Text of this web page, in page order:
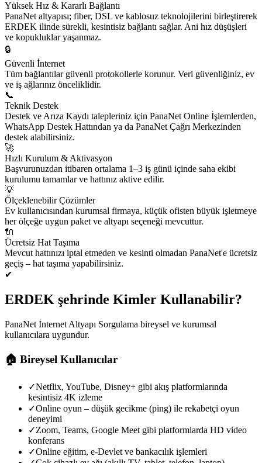
Yüksek Hız & Kararlı Bağlantı
PanaNet altyapısı; fiber, DSL ve kablosuz teknolojilerini birleştirerek
ERDEK ilinde sürekli, kesintisiz bağlantı sağlar. Ani hız düşüşleri
ve kopukluklar yaşanmaz.
🔒
Güvenli İnternet
Tüm bağlantılar güvenli protokollerle korunur. Veri güvenliğiniz, ev
ve iş ağlarınız önceliklidir.
📞
Teknik Destek
Destek ve Arıza Kaydı talepleriniz için PanaNet Online İşlemlerden,
WhatsApp Destek Hattından ya da PanaNet Çağrı Merkezinden
destek alabilirsiniz.
🚀
Hızlı Kurulum & Aktivasyon
Başvurunuzdan itibaren ortalama 1–3 iş günü içinde saha ekibi
kurulumu tamamlar ve hattınız aktive edilir.
💡
Ölçeklenebilir Çözümler
Ev kullanıcısından kurumsal firmaya, küçük ofisten büyük işletmeye
her ölçeğe uygun paket ve altyapı seçeneği mevcuttur.
🔌
Ücretsiz Hat Taşıma
Mevcut hattınızı iptal etmeden ve kesinti olmadan PanaNet'e ücretsiz
geçiş – hat taşıma yapabilirsiniz.
✔
ERDEK şehrinde Kimler Kullanabilir?
PanaNet İnternet Altyapı Sorgulama bireysel ve kurumsal
kullanıcılara uygundur.
🏠 Bireysel Kullanıcılar
✓Netflix, YouTube, Disney+ gibi akış platformlarında
kesintisiz 4K izleme
✓Online oyun – düşük gecikme (ping) ile rekabetçi oyun
deneyimi
✓Zoom, Teams, Google Meet gibi platformlarda HD video
konferans
✓Online eğitim, e-Devlet ve bankacılık işlemleri